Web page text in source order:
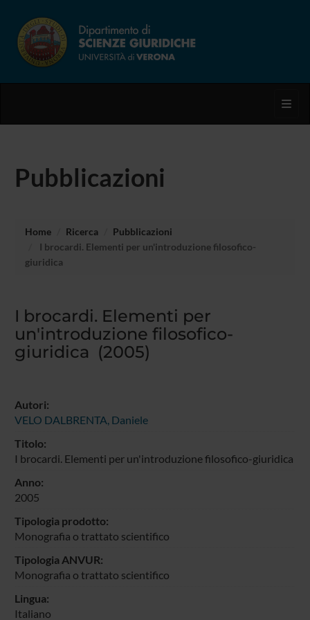
Pubblicazioni
Home Ricerca
Pubblicazioni
I brocardi. Elementi per un'introduzione filosofico-
giuridica
I brocardi. Elementi per
un'introduzione filosofico-
giuridica (2005)
Autori:
VELO DALBRENTA, Daniele
Titolo:
I brocardi. Elementi per un'introduzione filosofico-giuridica
Anno:
2005
Tipologia prodotto:
Monografia o trattato scientifico
Tipologia ANVUR:
Monografia o trattato scientifico
Lingua:
Italiano